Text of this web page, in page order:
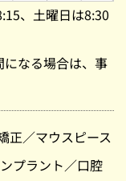
、土曜日は8:30
なる場合は、事
正／マウスピース
プラント／口腔